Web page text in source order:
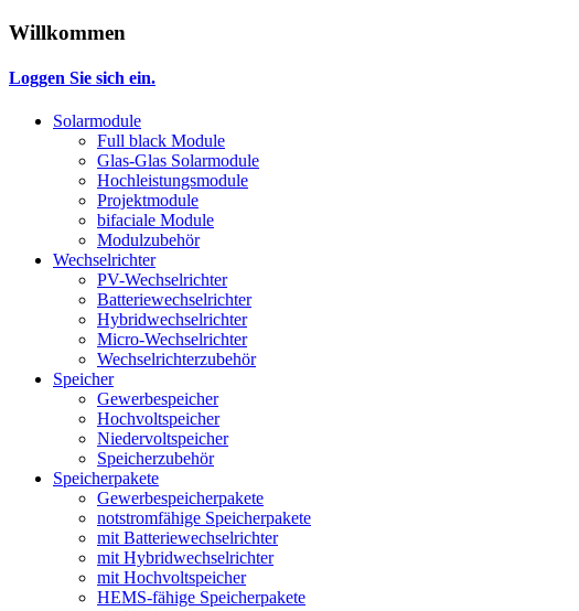
Willkommen
Loggen Sie sich ein.
Solarmodule
Full black Module
Glas-Glas Solarmodule
Hochleistungsmodule
Projektmodule
bifaciale Module
Modulzubehör
Wechselrichter
PV-Wechselrichter
Batteriewechselrichter
Hybridwechselrichter
Micro-Wechselrichter
Wechselrichterzubehör
Speicher
Gewerbespeicher
Hochvoltspeicher
Niedervoltspeicher
Speicherzubehör
Speicherpakete
Gewerbespeicherpakete
notstromfähige Speicherpakete
mit Batteriewechselrichter
mit Hybridwechselrichter
mit Hochvoltspeicher
HEMS-fähige Speicherpakete